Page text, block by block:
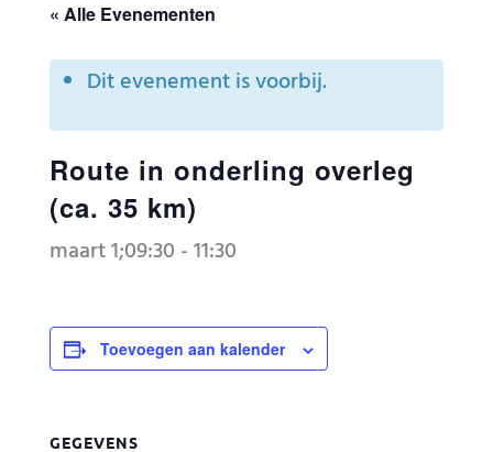
« Alle Evenementen
Dit evenement is voorbij.
Route in onderling overleg
(ca. 35 km)
maart 1;09:30 -11:30
Toevoegen aan kalender
GEGEVENS